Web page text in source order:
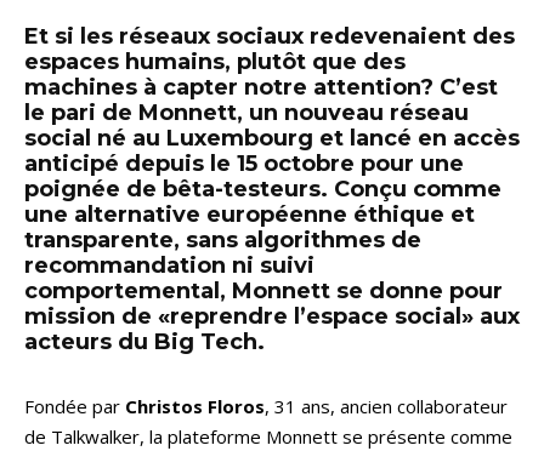
Et si les réseaux sociaux redevenaient des
espaces humains, plutôt que des
machines à capter notre attention? C’est
le pari de Monnett, un nouveau réseau
social né au Luxembourg et lancé en accès
anticipé depuis le 15 octobre pour une
poignée de bêta-testeurs. Conçu comme
une alternative européenne éthique et
transparente, sans algorithmes de
recommandation ni suivi
comportemental, Monnett se donne pour
mission de «reprendre l’espace social» aux
acteurs du Big Tech.
Fondée par Christos Floros, 31 ans, ancien collaborateur
de Talkwalker, la plateforme Monnett se présente comme